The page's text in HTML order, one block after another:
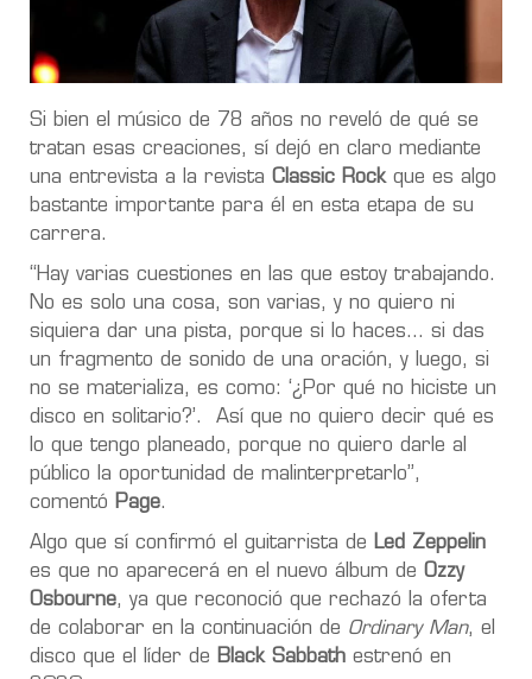
Si bien el músico de 78 años no reveló de qué se
tratan esas creaciones, sí dejó en claro mediante
una entrevista a la revista Classic Rockque es algo
bastante importante para él en esta etapa de su
carrera.
“Hay varias cuestiones en las que estoy trabajando.
No es solo una cosa, son varias, y no quiero ni
siquiera dar una pista, porque si lo haces… si das
un fragmento de sonido de una oración, y luego, si
no se materializa, es como: ‘¿Por qué no hiciste un
disco en solitario?’. Así que no quiero decir qué es
lo que tengo planeado, porque no quiero darle al
público la oportunidad de malinterpretarlo”,
comentó Page.
Algo que sí confirmó el guitarrista de Led Zeppelin
es que no aparecerá en el nuevo álbum de Ozzy
Osbourne, ya que reconoció que rechazó la oferta
de colaborar en la continuación de Ordinary Man, el
disco que el líder de Black Sabbath estrenó en